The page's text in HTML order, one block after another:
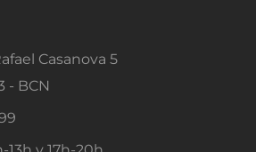
Casanova 5
- BCN